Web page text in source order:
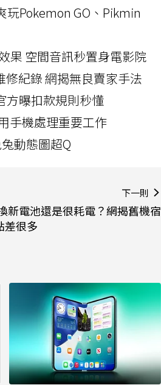
玩Pokemon GO、Pikmin
果 空間音訊秒置身電影院
紀錄 網揭無良賣家手法
方曝扣款規則秒懂
手機處理重要工作
動態圖超Q
下一則
新電池還是很耗電？網揭舊機宿
差很多